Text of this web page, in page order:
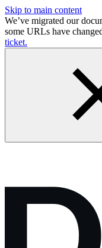
Skip to main content
We’ve migrated our
some URLs have
ticket.